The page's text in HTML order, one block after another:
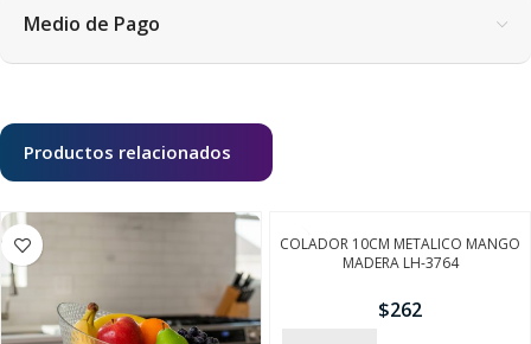
Medio de Pago
Productos relacionados
COLADOR 10CM METALICO MANGO
MADERA LH-3764
$262